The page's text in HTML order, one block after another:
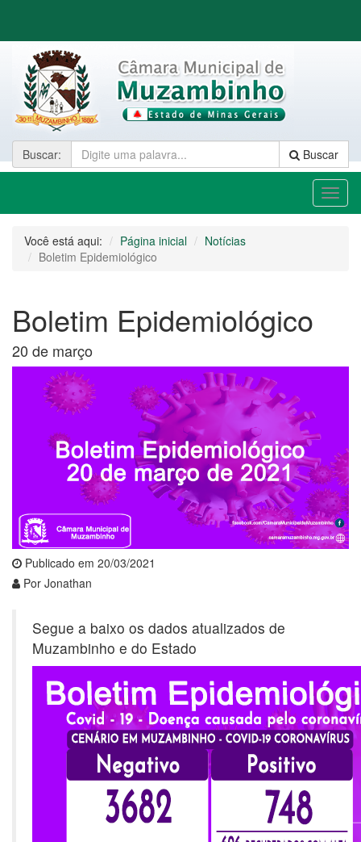
Buscar: Buscar
Você está aqui:
Página inicial
Notícias
Boletim Epidemiológico
Boletim Epidemiológico
20 de março
Publicado em 20/03/2021
Por Jonathan
Segue a baixo os dados atualizados de
Muzambinho e do Estado